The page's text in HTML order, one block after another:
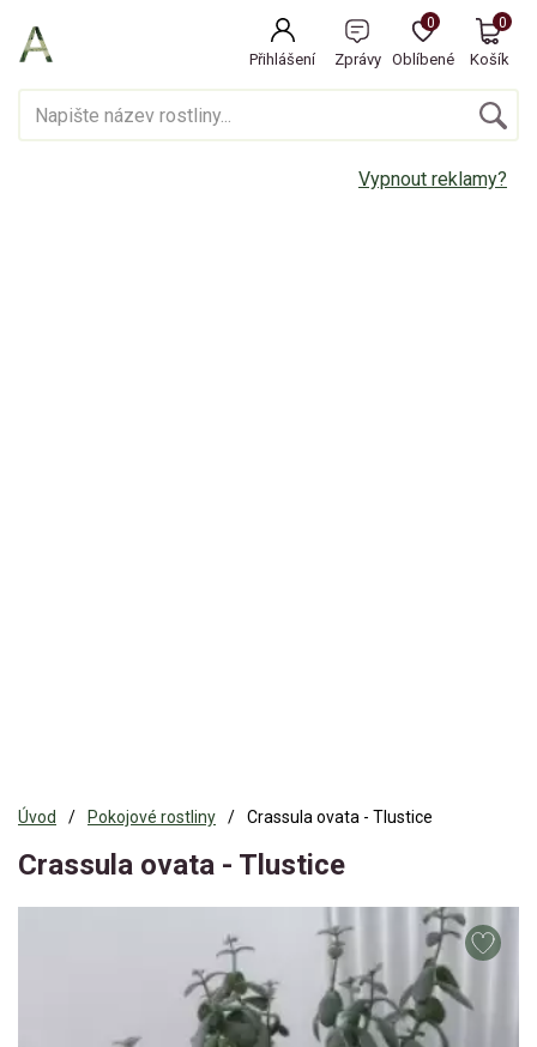
Přihlášení Zprávy Oblíbené
0
Košík
0
Vypnout reklamy?
Úvod Pokojové rostliny Crassula ovata - Tlustice
Crassula ovata - Tlustice